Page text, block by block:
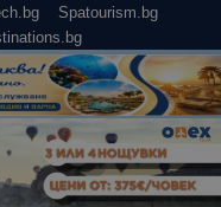
Spatourism.bg